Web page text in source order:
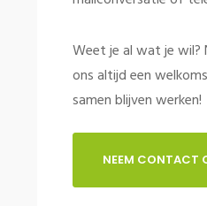
Weet je al wat je
ons altijd een
samen blijven werken!
NEEM CONTACT